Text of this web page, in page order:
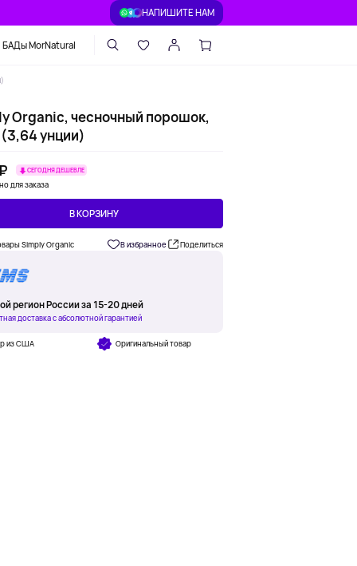
НАПИШИТЕ НАМ
БАДы MorNatural
Organic, чесночный порошок,
(3,64 унции)
СЕГОДНЯ ДЕШЕВЛЕ
для заказа
В КОРЗИНУ
Simply Organic В избранное Поделиться
регион России за 15-20 дней
доставка с абсолютной гарантией
из США Оригинальный товар